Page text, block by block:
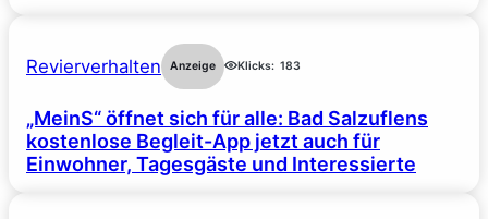
Revierverhalten Anzeige Klicks: 183
„MeinS“ öffnet sich für alle: Bad Salzuflens
kostenlose Begleit-App jetzt auch für
Einwohner, Tagesgäste und Interessierte